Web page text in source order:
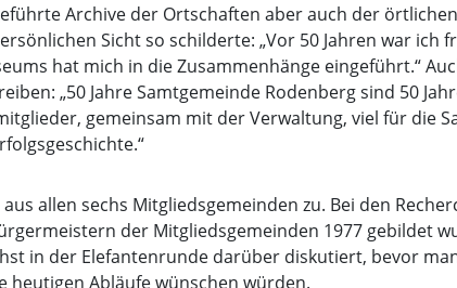
Archive der Ortschaften aber auch der
Sicht so schilderte: „Vor 50 Jahren war
hat mich in die Zusammenhänge eingeführt.“
„50 Jahre Samtgemeinde Rodenberg sind 50
gemeinsam mit der Verwaltung, viel für die
allen sechs Mitgliedsgemeinden zu. Bei den
der Mitgliedsgemeinden 1977 gebildet
in der Elefantenrunde darüber diskutiert, bevor
heutigen Abläufe wünschen würden.